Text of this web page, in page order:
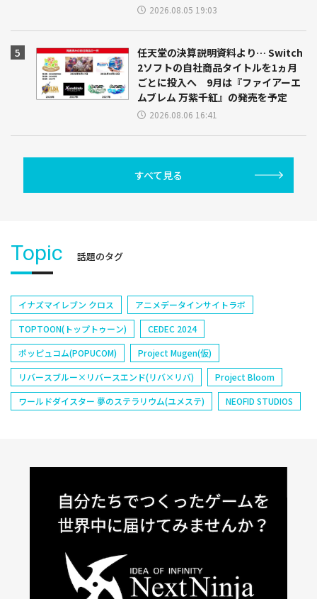
2026.08.05 19:03
任天堂の決算説明資料より… Switch
2ソフトの自社商品タイトルを1ヵ月
ごとに投入へ 9月は『ファイアーエ
ムブレム 万紫千紅』の発売を予定
2026.08.06 16:41
すべて見る
Topic 話題のタグ
イナズマイレブン クロス
アニメデータインサイトラボ
TOPTOON(トップトゥーン)
CEDEC 2024
ポッピュコム(POPUCOM)
Project Mugen(仮)
リバースブルー×リバースエンド(リバ×リバ)
Project Bloom
ワールドダイスター 夢のステラリウム(ユメステ)
NEOFID STUDIOS